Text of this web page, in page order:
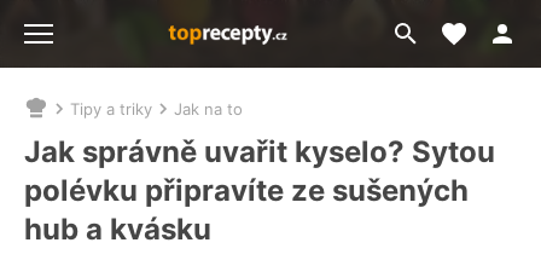
Přejít
na
Moje
Nacházíte
se
zde:
Tipy a triky Jak na to
Jak správně uvařit kyselo? Sytou
polévku připravíte ze sušených
hub a kvásku